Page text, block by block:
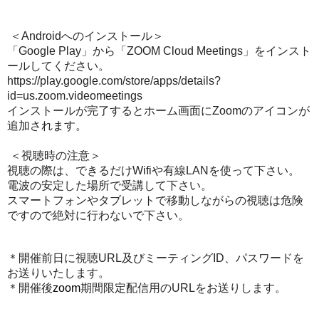
＜ Androidへのインストール ＞
「Google Play」から「ZOOM Cloud Meetings」をインスト
ールしてください。
https://play.google.com/store/apps/details?
id=us.zoom.videomeetings
インストールが完了するとホーム画面にZoomのアイコンが
追加されます。
＜視聴時の注意＞
視聴の際は、できるだけWifiや有線LANを使って下さい。
電波の安定した場所で受講して下さい。
スマートフォンやタブレットで移動しながらの視聴は危険
ですので絶対に行わないで下さい。
＊開催前日に視聴URL及びミーティングID、パスワードを
お送りいたします。
＊開催後zoom期間限定配信用のURLをお送りします。